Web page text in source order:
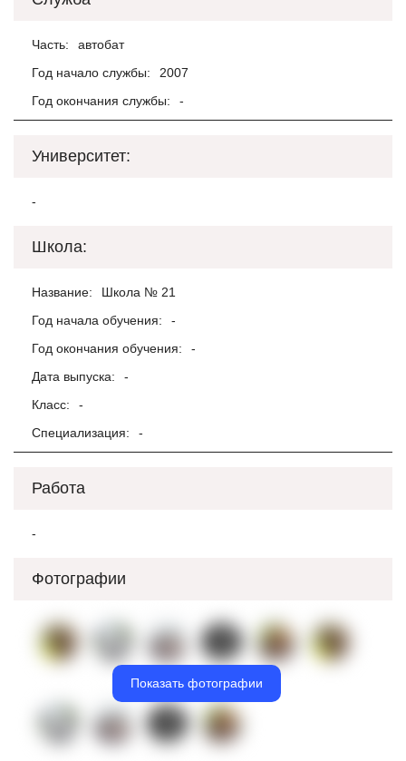
Часть:
автобат
Год начало службы:
2007
Год окончания службы:
-
Университет:
-
Школа:
Название:
Школа № 21
Год начала обучения:
-
Год окончания обучения:
-
Дата выпуска:
-
Класс:
-
Специализация:
-
Работа
-
Фотографии
Показать фотографии